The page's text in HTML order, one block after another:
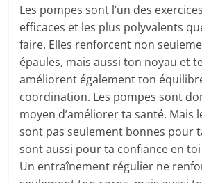
Les pompes sont l’un des
efficaces et les plus polyvalents
faire. Elles renforcent non
épaules, mais aussi ton noyau et
améliorent également ton
coordination. Les pompes sont
moyen d’améliorer ta santé. Mais
sont pas seulement bonnes pour
sont aussi pour ta confiance en
Un entraînement régulier ne